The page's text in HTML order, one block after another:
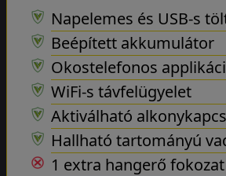
Napelemes és USB-s
Beépített akkumulátor
Okostelefonos
WiFi-s távfelügyelet
Aktiválható
Hallható tartományú
1 extra hangerő fokozat